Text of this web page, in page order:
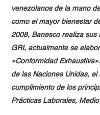
venezolanos de la mano
como el mayor bienestar
2008, Banesco realiza sus
GRI, actualmente se
«Conformidad
de las Naciones Unidas,
cumplimiento de los
Prácticas Laborales,